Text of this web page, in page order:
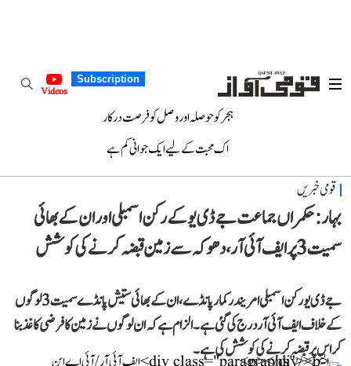
Subscription
Videos
ہجر کو حوصلہ اور وصل کو فرصت درکار
اک محبت کے لیے ایک جوانی کم ہے
قومی خبریں
بہار: حکمراں جماعت جے ڈی یو کے رکن اسمبلی اور ان کے بھائی
سمیت 3 پر ایف آئی آر، دھوکہ سے زمین قبضہ کرنے کی کوشش
جے ڈی یو رکن اسمبلی امریندر کمار پانڈے، ان کے بھائی ستیش پانڈے سمیت 3 لوگوں
کے خلاف ایف آئی آر درج کی گئی ہے۔ الزام ہے کہ ان لوگوں نے زمین کا فرضی کاغذ بنا
کر اس پر قبضہ کرنے کی کوشش کی ہے۔